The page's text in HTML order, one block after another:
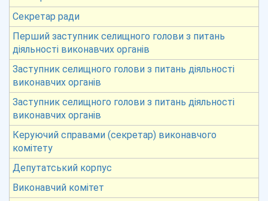
Секретар ради
Перший заступник селищного голови з питань
діяльності виконавчих органів
Заступник селищного голови з питань діяльності
виконавчих органів
Заступник селищного голови з питань діяльності
виконавчих органів
Керуючий справами (секретар) виконавчого
комітету
Депутатський корпус
Виконавчий комітет